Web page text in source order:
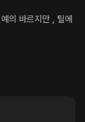
의 바르지만 , 틸에